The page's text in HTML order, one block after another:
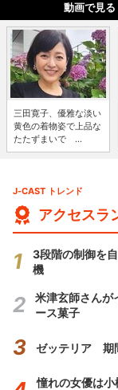
動画で見る
三田寛子、優雅な淡い
黄色の着物姿で上品な
たたずまいで ...
J-CAST トレンド
アクセスラ
3段階の制御を
機
米津玄師さんが
ース菓子
ゼッテリア 期
憧れの女優は